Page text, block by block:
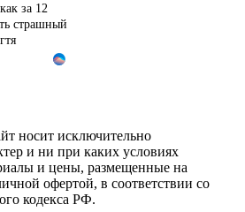
за 12
страшный
невесты
10 раз
i
пару
вы будете в
носит исключительно
и ни при каких условиях
и цены, размещенные на
офертой, в соответствии со
кодекса РФ.